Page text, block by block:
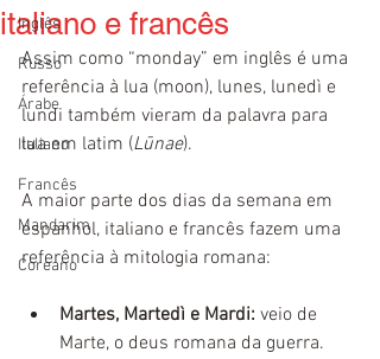
Inglês
Russo
Árabe
Italiano
Francês
Mandarim
Coreano
italiano e francês
Assim como “monday” em inglês é uma
referência à lua (moon), lunes, lunedì e
lundi também vieram da palavra para
lua em latim (Lūnae).
A maior parte dos dias da semana em
espanhol, italiano e francês fazem uma
referência à mitologia romana:
Martes, Martedì e Mardi: veio de
Marte, o deus romana da guerra.